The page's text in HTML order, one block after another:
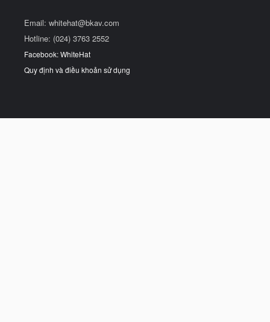
Email: whitehat@bkav.com
Hotline: (024) 3763 2552
Facebook: WhiteHat
Quy định và điều khoản sử dụng